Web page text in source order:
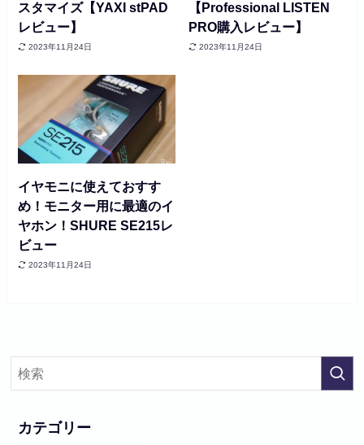
スタマイズ【YAXI stPAD
レビュー】
2023年11月24日
【Professional LISTEN
PRO購入レビュー】
2023年11月24日
イヤモニに使えておすす
め！モニター用に最適のイ
ヤホン！SHURE SE215レ
ビュー
2023年11月24日
カテゴリー